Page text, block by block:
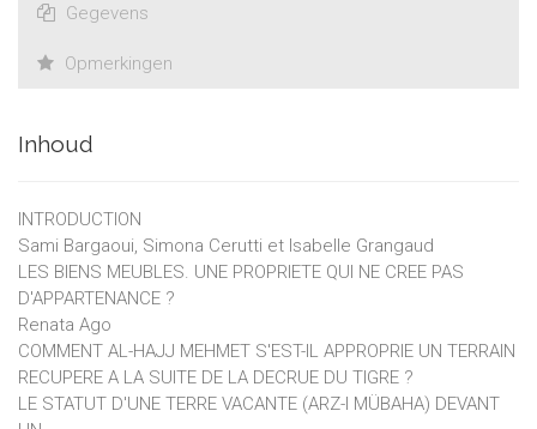
Gegevens
Opmerkingen
Inhoud
INTRODUCTION
Sami Bargaoui, Simona Cerutti et Isabelle Grangaud
LES BIENS MEUBLES. UNE PROPRIETE QUI NE CREE PAS
D'APPARTENANCE ?
Renata Ago
COMMENT AL-HAJJ MEHMET S'EST-IL APPROPRIE UN TERRAIN
RECUPERE A LA SUITE DE LA DECRUE DU TIGRE ?
LE STATUT D'UNE TERRE VACANTE (ARZ-I MÜBAHA) DEVANT